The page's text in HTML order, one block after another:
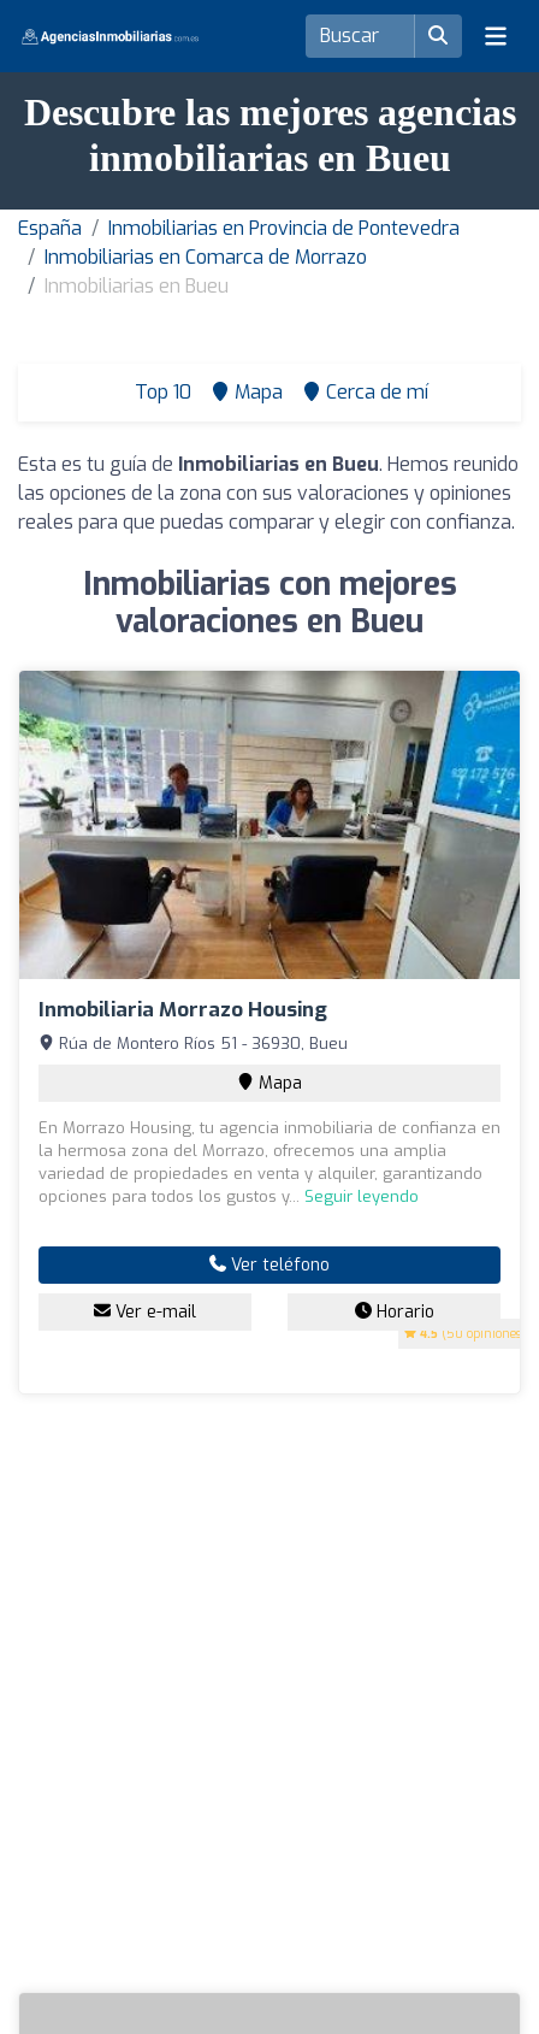
Descubre las mejores agencias
inmobiliarias en Bueu
España
Inmobiliarias en Provincia de Pontevedra
Inmobiliarias en Comarca de Morrazo
Inmobiliarias en Bueu
Top 10 Mapa Cerca de mí
Esta es tu guía de Inmobiliarias en Bueu. Hemos reunido
las opciones de la zona con sus valoraciones y opiniones
reales para que puedas comparar y elegir con confianza.
Inmobiliarias con mejores
valoraciones en Bueu
Inmobiliaria Morrazo Housing
4.5 (50 opiniones)
Rúa de Montero Ríos 51 - 36930, Bueu
Mapa
En Morrazo Housing, tu agencia inmobiliaria de confianza en
la hermosa zona del Morrazo, ofrecemos una amplia
variedad de propiedades en venta y alquiler, garantizando
opciones para todos los gustos y... Seguir leyendo
Ver teléfono
Ver e-mail Horario